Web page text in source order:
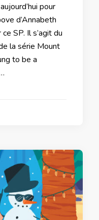
pour
d’Annabeth
SP. Il s’agit du
la série Mount
to be a